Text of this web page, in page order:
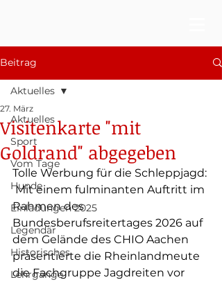
Beitrag
Aktuelles
Sport
Vom Tage
Hunde
Einladungen 2025
Legendär
Historisches
Lehrgänge
Aktuelles
Visitenkarte "mit
Goldrand" abgegeben
27. März
Tolle Werbung für die Schleppjagd:
Mit einem fulminanten Auftritt im
Rahmen des
Bundesberufsreitertages 2026 auf
dem Gelände des CHIO Aachen
präsentierte die Rheinlandmeute
die Fachgruppe Jagdreiten vor